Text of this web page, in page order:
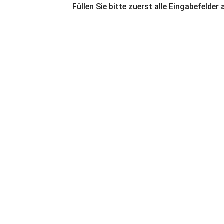
Füllen Sie bitte zuerst alle Eingabefelder